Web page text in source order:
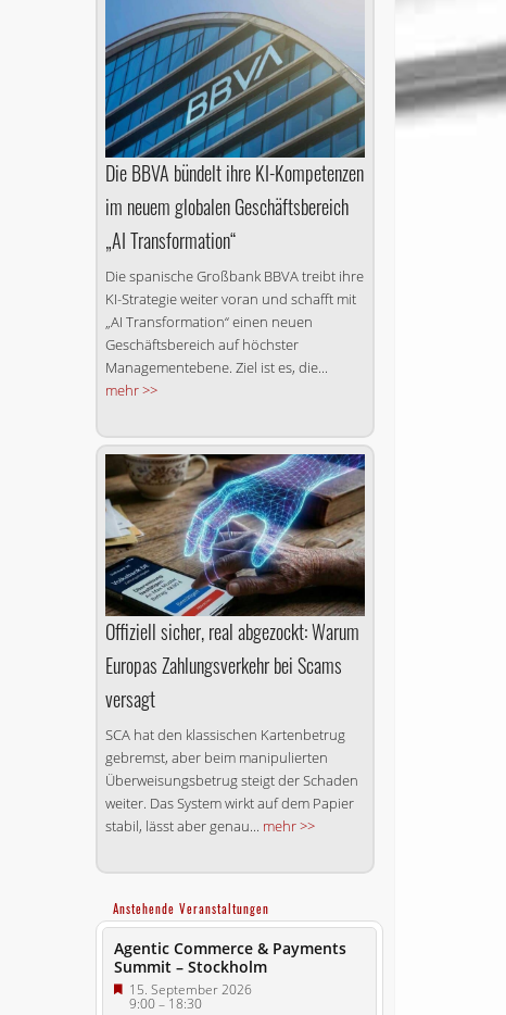
Die BBVA bündelt ihre KI-Kompetenzen
im neuem globalen Geschäftsbereich
„AI Transformation“
Die spanische Großbank BBVA treibt ihre
KI-Strategie weiter voran und schafft mit
„AI Transformation“ einen neuen
Geschäftsbereich auf höchster
Managementebene. Ziel ist es, die...
mehr >>
Offiziell sicher, real abgezockt: Warum
Europas Zahlungsverkehr bei Scams
versagt
SCA hat den klassischen Kartenbetrug
gebremst, aber beim manipulierten
Überweisungsbetrug steigt der Schaden
weiter. Das System wirkt auf dem Papier
stabil, lässt aber genau... mehr >>
Anstehende Veranstaltungen
Agentic Commerce & Payments
Summit – Stockholm
15. September 2026
9:00–18:30